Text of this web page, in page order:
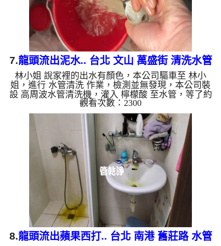
7.龍頭流出泥水.. 台北 文山 萬盛街 清洗水管
林小姐 說家裡的出水有顏色，本公司驅車至 林小
姐，進行 水管清洗 作業，檢測並無發現，本公司裝
設 高周波水管清洗機，灌入 檸檬酸 至水管，等了約
15分，開啟 水管清洗機 ，啟動 螺旋波 模式，一開始
就流出宗色髒水，源源不絕，兩個多小時後，出水變
乾淨熱水出水量變大了。 如是自來水，如水管老
化，會產生鐵鏽跟泥沙堆積，洗出來的水就會是咖啡
色，地下水含有氧化錳，管壁上會結成黑色管垢，洗
出來的水會跟石油一樣黑，有些洗出綠色的水，是因
為裡面有銅的物質，生鏽產生銅綠，如是藍色的水，
是因為水龍頭合金的養化...
觀看次數：2300
8.龍頭流出蘋果西打.. 台北 南港 舊莊路 水管